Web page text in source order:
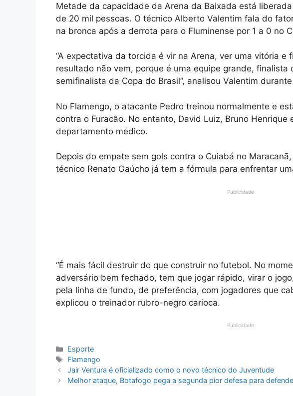
Metade da capacidade da Arena da Baixada está
de 20 mil pessoas. O técnico Alberto Valentim fala do
na bronca após a derrota para o Fluminense por 1 a 0 no
“A expectativa da torcida é vir na Arena, ver uma vitória
resultado não vem, porque é uma equipe grande, finalista
semifinalista da Copa do Brasil”, analisou Valentim
No Flamengo, o atacante Pedro treinou normalmente e
contra o Furacão. No entanto, David Luiz, Bruno Henrique
departamento médico.
Depois do empate sem gols contra o Cuiabá no
técnico Renato Gaúcho já tem a fórmula para enfrentar
Publicidade
“É mais fácil destruir do que construir no futebol. No
adversário bem fechado, tem que jogar rápido, virar o
pela linha de fundo, de preferência, com jogadores que
explicou o treinador rubro-negro carioca.
Publicidade
Categorias
Esporte
Tags
Flamengo
Jair Ventura é oficializado como o novo técnico do Juventude
Melhor ataque, Botafogo pega a segunda pior defesa para